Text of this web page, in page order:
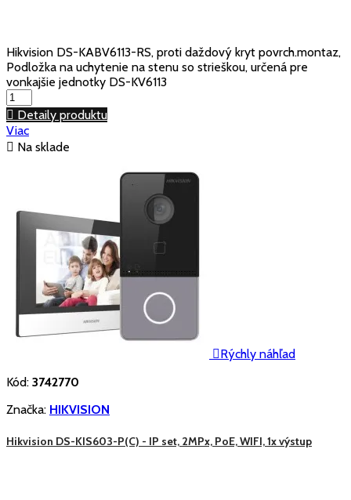
Hikvision DS-KABV6113-RS, proti daždový kryt povrch.montaz,
Podložka na uchytenie na stenu so strieškou, určená pre
vonkajšie jednotky DS-KV6113
 Detaily produktu
Viac
 Na sklade
Rýchly náhľad
Kód: 3742770
Značka: HIKVISION
Hikvision DS-KIS603-P(C) - IP set, 2MPx, PoE, WIFI, 1x výstup